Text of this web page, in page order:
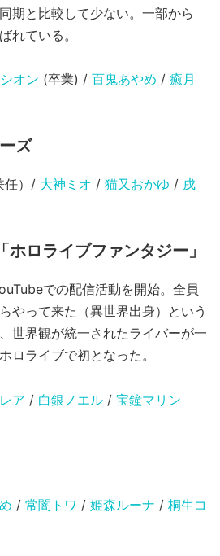
期と比較して少ない。一部から
れている。
オン (卒業) / 百鬼あやめ / 癒月
ズ
任）/ 大神ミオ / 猫又おかゆ / 戌
ロライブファンタジー」
での配信活動を開始。全員
やって来た（異世界出身）という
世界観が統一されたライバーが一
ロライブで初となった。
ア / 白銀ノエル / 宝鐘マリン
/ 常闇トワ / 姫森ルーナ / 桐生コ